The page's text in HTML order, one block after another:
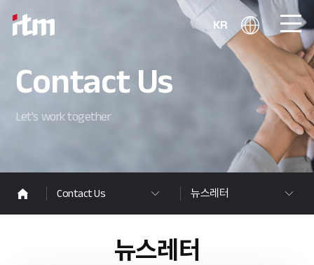
KR
Contact Us
Let's work together
Contact Us 뉴스레터
뉴스레터